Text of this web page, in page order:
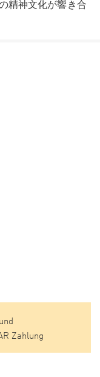
精神文化が響き合
Zahlung